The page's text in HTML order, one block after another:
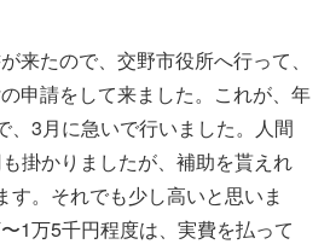
来たので、交野市役所へ行って、
申請をして来ました。これが、年
、3月に急いで行いました。人間
掛かりましたが、補助を貰えれ
す。それでも少し高いと思いま
1万5千円程度は、実費を払って